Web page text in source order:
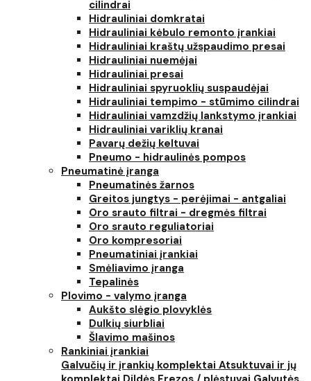
cilindrai
Hidrauliniai domkratai
Hidrauliniai kėbulo remonto įrankiai
Hidrauliniai kraštų užspaudimo presai
Hidrauliniai nuemėjai
Hidrauliniai presai
Hidrauliniai spyruoklių suspaudėjai
Hidrauliniai tempimo - stūmimo cilindrai
Hidrauliniai vamzdžių lankstymo įrankiai
Hidrauliniai variklių kranai
Pavarų dežių keltuvai
Pneumo - hidraulinės pompos
Pneumatinė įranga
Pneumatinės žarnos
Greitos jungtys - perėjimai - antgaliai
Oro srauto filtrai - dregmės filtrai
Oro srauto reguliatoriai
Oro kompresoriai
Pneumatiniai įrankiai
Smėliavimo įranga
Tepalinės
Plovimo - valymo įranga
Aukšto slėgio plovyklės
Dulkių siurbliai
Šlavimo mašinos
Rankiniai įrankiai
Galvučių ir įrankių komplektai Atsuktuvai ir jų